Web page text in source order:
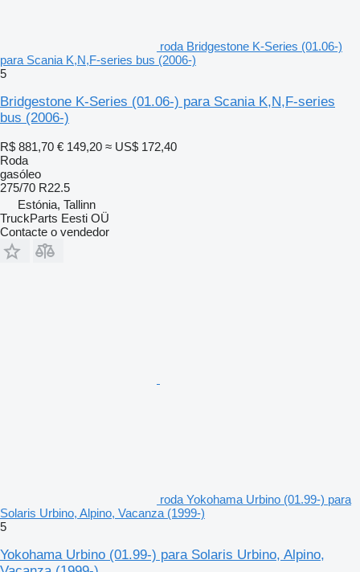
roda Bridgestone K-Series (01.06-)
para Scania K,N,F-series bus (2006-)
5
Bridgestone K-Series (01.06-) para Scania K,N,F-series
bus (2006-)
R$ 881,70 € 149,20 ≈ US$ 172,40
Roda
gasóleo
275/70 R22.5
Estónia, Tallinn
TruckParts Eesti OÜ
Contacte o vendedor
roda Yokohama Urbino (01.99-) para
Solaris Urbino, Alpino, Vacanza (1999-)
5
Yokohama Urbino (01.99-) para Solaris Urbino, Alpino,